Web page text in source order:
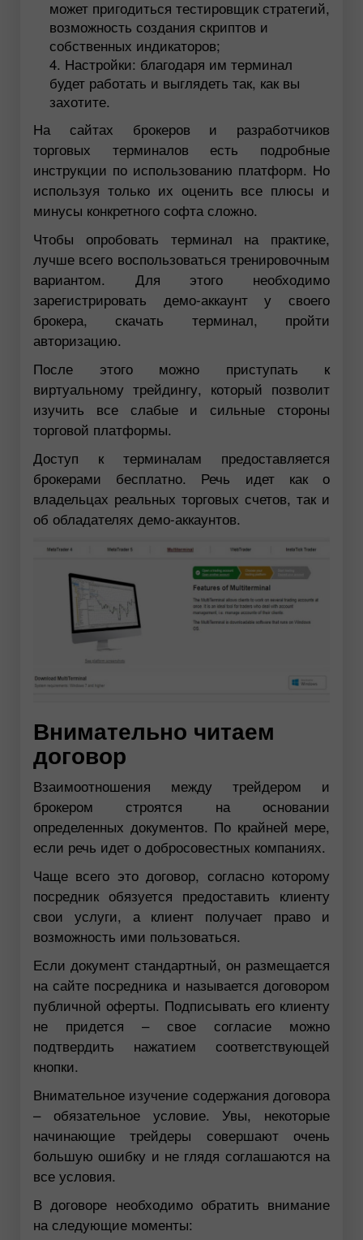
может пригодиться тестировщик стратегий,
возможность создания скриптов и
собственных индикаторов;
Настройки: благодаря им терминал
будет работать и выглядеть так, как вы
захотите.
На сайтах брокеров и разработчиков
торговых терминалов есть подробные
инструкции по использованию платформ. Но
используя только их оценить все плюсы и
минусы конкретного софта сложно.
Чтобы опробовать терминал на практике,
лучше всего воспользоваться тренировочным
вариантом. Для этого необходимо
зарегистрировать демо-аккаунт у своего
брокера, скачать терминал, пройти
авторизацию.
После этого можно приступать к
виртуальному трейдингу, который позволит
изучить все слабые и сильные стороны
торговой платформы.
Доступ к терминалам предоставляется
брокерами бесплатно. Речь идет как о
владельцах реальных торговых счетов, так и
об обладателях демо-аккаунтов.
Внимательно читаем
договор
Взаимоотношения между трейдером и
брокером строятся на основании
определенных документов. По крайней мере,
если речь идет о добросовестных компаниях.
Чаще всего это договор, согласно которому
посредник обязуется предоставить клиенту
свои услуги, а клиент получает право и
возможность ими пользоваться.
Если документ стандартный, он размещается
на сайте посредника и называется договором
публичной оферты. Подписывать его клиенту
не придется – свое согласие можно
подтвердить нажатием соответствующей
кнопки.
Внимательное изучение содержания договора
– обязательное условие. Увы, некоторые
начинающие трейдеры совершают очень
большую ошибку и не глядя соглашаются на
все условия.
В договоре необходимо обратить внимание
на следующие моменты: